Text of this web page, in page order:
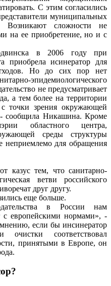
С этим согласились
муниципальных
Возникают сложности не
на ее приобретение, но и с
в 2006 году при
приобрела исинератор для
Но до сих пор нет
эпидемиологического
не предусматривает
а тем более на территории
точки зрения окружающей
сообщила Никашина. Кроме
областного центра,
среды структуры
неприемлемо для обращения
казус тем, что санитарно-
ветви российского
друг другу.
еще больше.
в России нам
европейскими нормами», -
если бы инсинератор
соответствовал
принятыми в Европе, он